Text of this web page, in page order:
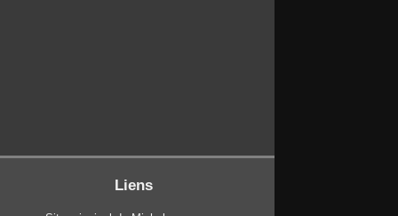
Liens